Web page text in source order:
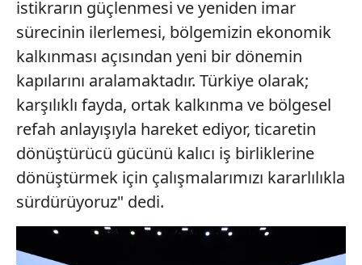
istikrarın güçlenmesi ve yeniden imar
sürecinin ilerlemesi, bölgemizin ekonomik
kalkınması açısından yeni bir dönemin
kapılarını aralamaktadır. Türkiye olarak;
karşılıklı fayda, ortak kalkınma ve bölgesel
refah anlayışıyla hareket ediyor, ticaretin
dönüştürücü gücünü kalıcı iş birliklerine
dönüştürmek için çalışmalarımızı kararlılıkla
sürdürüyoruz" dedi.